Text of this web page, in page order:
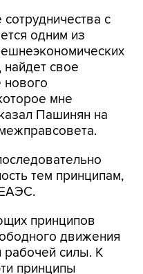
с
одним из
найдет свое
нового
мне
Пашинян на
тем принципам,
принципов
движения
рабочей силы. К
принципы